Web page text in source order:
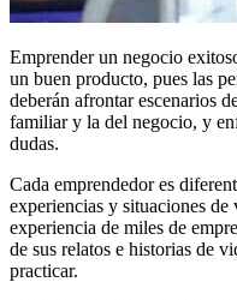
Emprender un negocio
un buen producto, pues las
deberán afrontar escenarios
familiar y la del negocio, y
dudas.
Cada emprendedor es
experiencias y situaciones
experiencia de miles de
de sus relatos e historias de
practicar.